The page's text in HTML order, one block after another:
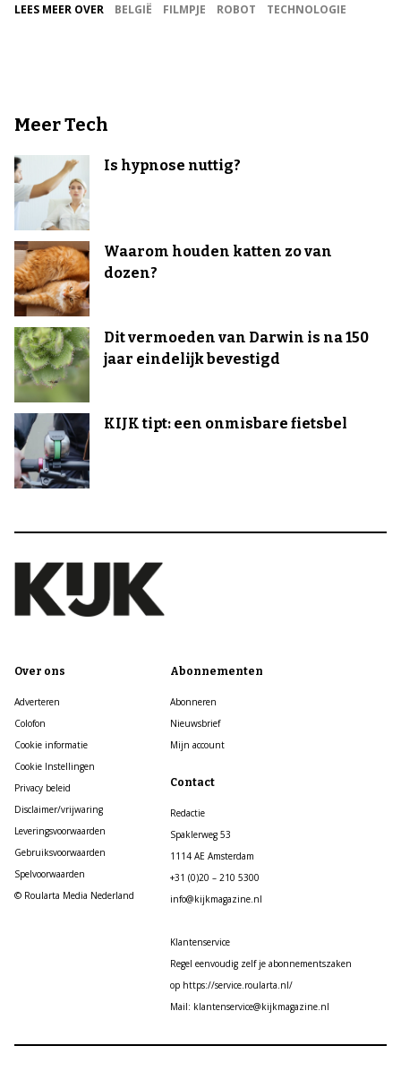
LEES MEER OVER BELGIË FILMPJE ROBOT TECHNOLOGIE
Meer Tech
Is hypnose nuttig?
Waarom houden katten zo van
dozen?
Dit vermoeden van Darwin is na 150
jaar eindelijk bevestigd
KIJK tipt: een onmisbare fietsbel
Over ons
Adverteren
Colofon
Cookie informatie
Cookie Instellingen
Privacy beleid
Disclaimer/vrijwaring
Leveringsvoorwaarden
Gebruiksvoorwaarden
Spelvoorwaarden
© Roularta Media Nederland
Abonnementen
Abonneren
Nieuwsbrief
Mijn account
Contact
Redactie
Spaklerweg 53
1114 AE Amsterdam
+31 (0)20 – 210 5300
info@kijkmagazine.nl
Klantenservice
Regel eenvoudig zelf je abonnementszaken
op https://service.roularta.nl/
Mail: klantenservice@kijkmagazine.nl